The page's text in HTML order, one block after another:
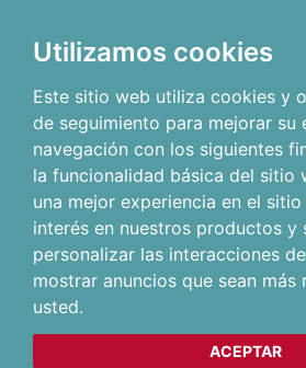
Utilizamos cookies
Este sitio web utiliza cookies y
de seguimiento para mejorar su
navegación con los siguientes
la funcionalidad básica del sitio
una mejor experiencia en el sitio
interés en nuestros productos y
personalizar las interacciones
mostrar anuncios que sean más
usted.
ACEPTAR